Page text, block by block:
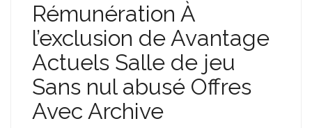
Rémunération À
l’exclusion de Avantage
Actuels Salle de jeu
Sans nul abusé Offres
Avec Archive